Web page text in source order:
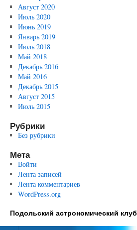
Август 2020
Июль 2020
Июнь 2019
Январь 2019
Июль 2018
Май 2018
Декабрь 2016
Май 2016
Декабрь 2015
Август 2015
Июль 2015
Рубрики
Без рубрики
Мета
Войти
Лента записей
Лента комментариев
WordPress.org
Подольский астрономический клуб